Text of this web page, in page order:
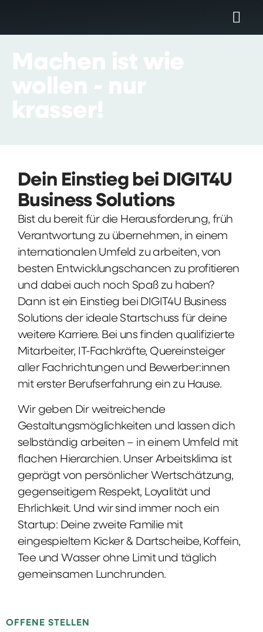
Dein Einstieg bei DIGIT4U
Business Solutions
Bist du bereit für die Herausforderung, früh
Verantwortung zu übernehmen, in einem
internationalen Umfeld zu arbeiten, von
besten Entwicklungschancen zu profitieren
und dabei auch noch Spaß zu haben?
Dann ist ein Einstieg bei DIGIT4U Business
Solutions der ideale Startschuss für deine
weitere Karriere. Bei uns finden qualifizierte
Mitarbeiter, IT-Fachkräfte, Quereinsteiger
aller Fachrichtungen und Bewerber:innen
mit erster Berufserfahrung ein zu Hause.
Wir geben Dir weitreichende
Gestaltungsmöglichkeiten und lassen dich
selbständig arbeiten – in einem Umfeld mit
flachen Hierarchien. Unser Arbeitsklima ist
geprägt von persönlicher Wertschätzung,
gegenseitigem Respekt, Loyalität und
Ehrlichkeit. Und wir sind immer noch ein
Startup: Deine zweite Familie mit
eingespieltem Kicker & Dartscheibe, Koffein,
Tee und Wasser ohne Limit und täglich
gemeinsamen Lunchrunden.
OFFENE STELLEN